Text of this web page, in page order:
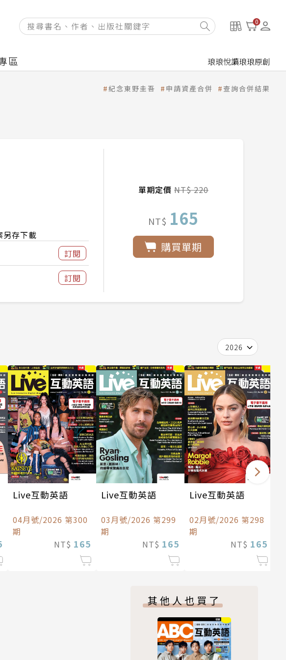
0
區 琅琅悅讀琅琅原創
紀念東野圭吾 申請資產合併 查詢合併結果
存下載
訂閱
訂閱
單期定價 NT$ 220
NT$ 165
購買單期
2026
Live互動英語
04月號/2026 第300
期
NT$ 165
Live互動英語
03月號/2026 第299
期
NT$ 165
Live互動英語
02月號/2026 第298
期
NT$ 165
其他人也買了